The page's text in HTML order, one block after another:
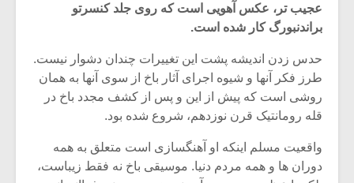
عجیب تر، عکس آهویى است که روى جلد کنسرتو
براندنبورگ کار شده است.
حدس زدن اندیشه پشت این تغییرات چندان دشوار نیست.
طرز فکر آنها و شیوه اجراى آثار باخ از سوى آنها به همان
روشى است که پیش از این و پس از کشف مجدد باخ در
قله رومانتیک قرن نوزدهم، شروع شده بود.
واقعیت مسلم اینکه او آهنگسازى است متعلق به همه
دوران ها و همه مردم دنیا. موسیقى باخ نه فقط زیباست،
میکلوش روژا